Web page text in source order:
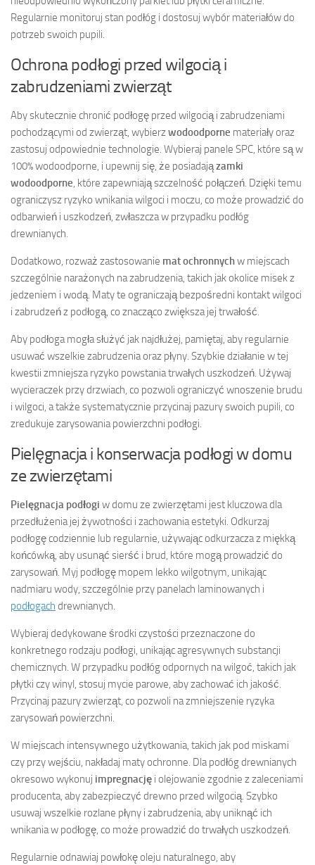
Regularnie monitoruj stan podłóg i dostosuj wybór materiałów do
potrzeb swoich pupili.
Ochrona podłogi przed wilgocią i
zabrudzeniami zwierząt
Aby skutecznie chronić podłogę przed wilgocią i zabrudzeniami
pochodzącymi od zwierząt, wybierzwodoodporne materiały oraz
zastosuj odpowiednie technologie. Wybieraj panele SPC, które są w
100% wodoodporne, i upewnij się, że posiadajązamki
wodoodporne, które zapewniają szczelność połączeń. Dzięki temu
ograniczysz ryzyko wnikania wilgoci i moczu, co może prowadzić do
odbarwień i uszkodzeń, zwłaszcza w przypadku podłóg
drewnianych.
Dodatkowo, rozważ zastosowanie mat ochronnychw miejscach
szczególnie narażonych na zabrudzenia, takich jak okolice misek z
jedzeniem i wodą. Maty te ograniczają bezpośredni kontakt wilgoci
i zabrudzeń z podłogą, co znacząco zwiększa jej trwałość.
Aby podłoga mogła służyć jak najdłużej, pamiętaj, aby regularnie
usuwać wszelkie zabrudzenia oraz płyny. Szybkie działanie w tej
kwestii zmniejsza ryzyko powstania trwałych uszkodzeń. Używaj
wycieraczek przy drzwiach, co pozwoli ograniczyć wnoszenie brudu
i wilgoci, a także systematycznie przycinaj pazury swoich pupili, co
zredukuje zarysowania powierzchni podłogi.
Pielęgnacja i konserwacja podłogi w domu
ze zwierzętami
Pielęgnacja podłogi w domu ze zwierzętami jest kluczowa dla
przedłużenia jej żywotności i zachowania estetyki. Odkurzaj
podłogę codziennie lub regularnie, używając odkurzacza z miękką
końcówką, aby usunąć sierść i brud, które mogą prowadzić do
zarysowań. Myj podłogę mopem lekko wilgotnym, unikając
nadmiaru wody, szczególnie przy panelach laminowanych i
podłogach drewnianych.
Wybieraj dedykowane środki czystości przeznaczone do
konkretnego rodzaju podłogi, unikając agresywnych substancji
chemicznych. W przypadku podłóg odpornych na wilgoć, takich jak
płytki czy winyl, stosuj mycie parowe, aby zachować ich jakość.
Przycinaj pazury zwierząt, co pozwoli na zmniejszenie ryzyka
zarysowań powierzchni.
W miejscach intensywnego użytkowania, takich jak pod miskami
czy przy wejściu, nakładaj maty ochronne. Dla podłóg drewnianych
okresowo wykonuj impregnację i olejowanie zgodnie z zaleceniami
producenta, aby zabezpieczyć drewno przed wilgocią. Szybko
usuwaj wszelkie rozlane płyny i zabrudzenia, aby uniknąć ich
wnikania w podłogę, co może prowadzić do trwałych uszkodzeń.
Regularnie odnawiaj powłokę oleju naturalnego, aby